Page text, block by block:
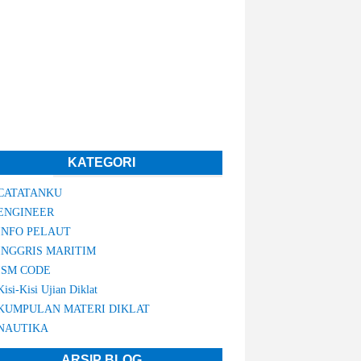
KATEGORI
PELAUT
MARITIM
CODE
Kisi Ujian Diklat
MATERI DIKLAT